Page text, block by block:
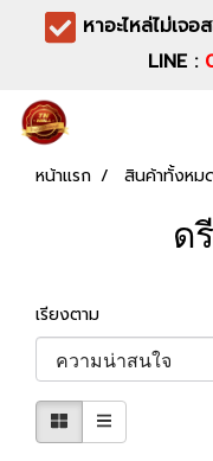
หาอะไหล่ไม่เจ
LINE :
หน้าแรก สินค้าทั้งหม
ด
เรียงตาม